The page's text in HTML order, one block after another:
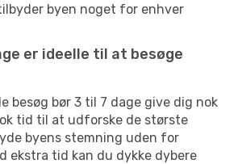
byen noget for enhver
er ideelle til at besøge
besøg bør 3 til 7 dage give dig nok
tid til at udforske de største
byens stemning uden for
ekstra tid kan du dykke dybere